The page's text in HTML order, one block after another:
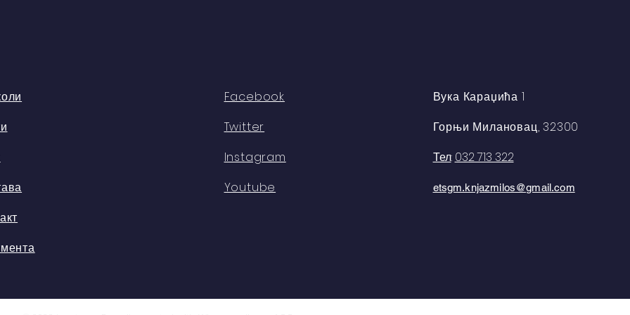
Facebook
Twitter
Instagram
Youtube
Вука Караџића 1
Горњи Милановац, 32300
Тел: 032 713 322
etsgm.knjazmilos@gmail.com